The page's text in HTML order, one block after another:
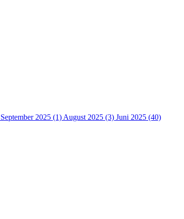
September 2025 (1) August 2025 (3) Juni 2025 (40)